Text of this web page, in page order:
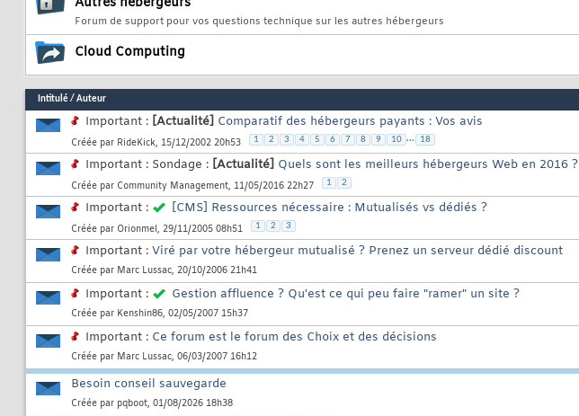
Autres hébergeurs
Forum de support pour vos questions technique sur les autres hébergeurs
Cloud Computing
Intitulé/ Auteur
Important : [Actualité] Comparatif des hébergeurs payants : Vos avis
Créée par RideKick, 15/12/2002 20h53 1 2 3 4 5 6 7 8 9 10 ... 18
Important : Sondage : [Actualité] Quels sont les meilleurs hébergeurs Web en 2016 ?
Créée par Community Management, 11/05/2016 22h27 1 2
Important : [CMS] Ressources nécessaire : Mutualisés vs dédiés ?
Créée par Orionmel, 29/11/2005 08h51 1 2 3
Important : Viré par votre hébergeur mutualisé ? Prenez un serveur dédié discount
Créée par Marc Lussac, 20/10/2006 21h41
Important : Gestion affluence ? Qu'est ce qui peu faire "ramer" un site ?
Créée par Kenshin86, 02/05/2007 15h37
Important : Ce forum est le forum des Choix et des décisions
Créée par Marc Lussac, 06/03/2007 16h12
Besoin conseil sauvegarde
Créée par pqboot, 01/08/2026 18h38